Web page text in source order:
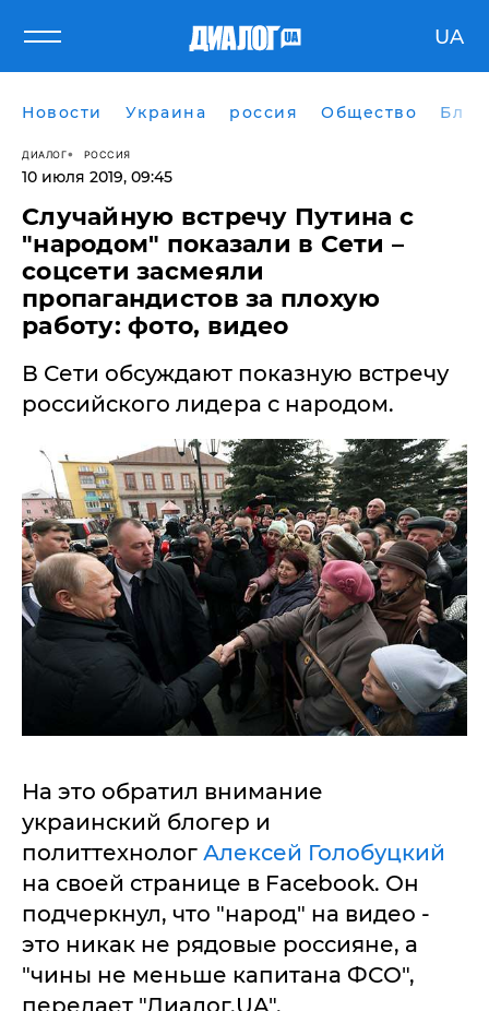
UA
Новости Украина россия Общество
ДИАЛОГ РОССИЯ
10 июля 2019, 09:45
Случайную встречу Путина с
"народом" показали в Сети –
соцсети засмеяли
пропагандистов за плохую
работу: фото, видео
В Сети обсуждают показную встречу
российского лидера с народом.
На это обратил внимание
украинский блогер и
политтехнолог Алексей Голобуцкий
на своей странице в Facebook. Он
подчеркнул, что "народ" на видео -
это никак не рядовые россияне, а
"чины не меньше капитана ФСО",
передает "Диалог.UA".